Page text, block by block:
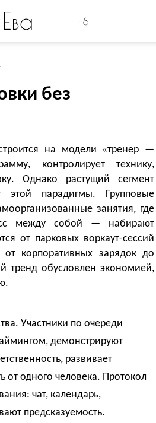
Ева +18
без
на модели «тренер —
контролирует технику,
Однако растущий сегмент
этой парадигмы. Групповые
занятия, где
между собой — набирают
от парковых воркаут-сессий
корпоративных зарядок до
тренд обусловлен экономией,
Участники по очереди
демонстрируют
развивает
от одного человека. Протокол
чат, календарь,
предсказуемость.